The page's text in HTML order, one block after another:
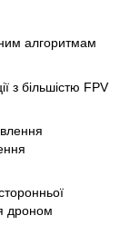
алгоритмам
з більшістю FPV
дроном